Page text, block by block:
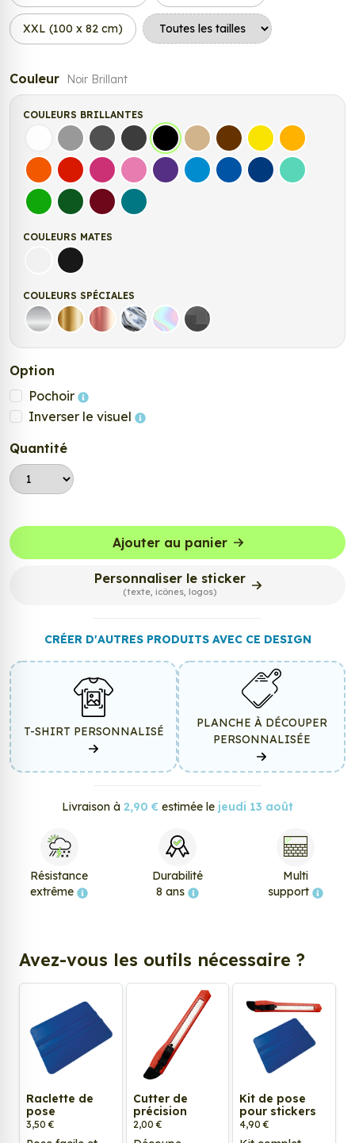
XXL (100 x 82 cm)
Couleur Noir Brillant
COULEURS BRILLANTES
Blanc Gris Gris FoncéGris Anthracite
Noir Beige Marron Jaune ClairJaune
OrangeRouge FuchsiaRose Violet Bleu clairBleu MoyenBleu FoncéBleu Vert
Vert clairVert FoncéBordeauxTurquoise
COULEURS MATES
Blanc matNoir Mat
COULEURS SPÉCIALES
Argent Or Rose Gold
ChromeHolographique
Carbone Noir
Option
Pochoir
Inverser le visuel
Quantité
Ajouter au panier
Personnaliser le sticker
(texte, icônes, logos)
CRÉER D'AUTRES PRODUITS AVEC CE DESIGN
T-SHIRT PERSONNALISÉ
PLANCHE À DÉCOUPER
PERSONNALISÉE
Livraison à 2,90 € estimée le jeudi 13 août
Résistance
extrême
Durabilité
8 ans
Multi
support
Avez-vous les outils nécessaire ?
Raclette de
pose
3,50 €
Cutter de
précision
2,00 €
Kit de pose
pour stickers
4,90 €